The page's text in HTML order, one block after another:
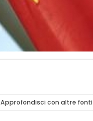
Approfondisci con altre fonti